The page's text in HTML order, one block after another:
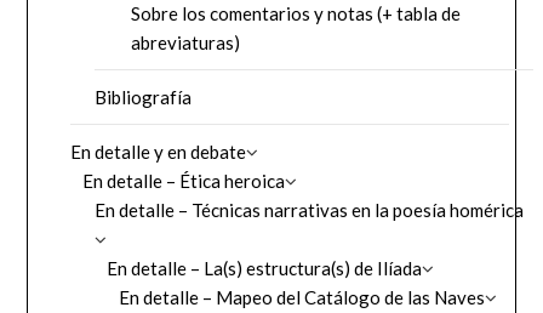
Sobre los comentarios y notas (+ tabla de
abreviaturas)
Bibliografía
En detalle y en debate
En detalle – Ética heroica
En detalle – Técnicas narrativas en la poesía homérica
En detalle – La(s) estructura(s) de Ilíada
En detalle – Mapeo del Catálogo de las Naves